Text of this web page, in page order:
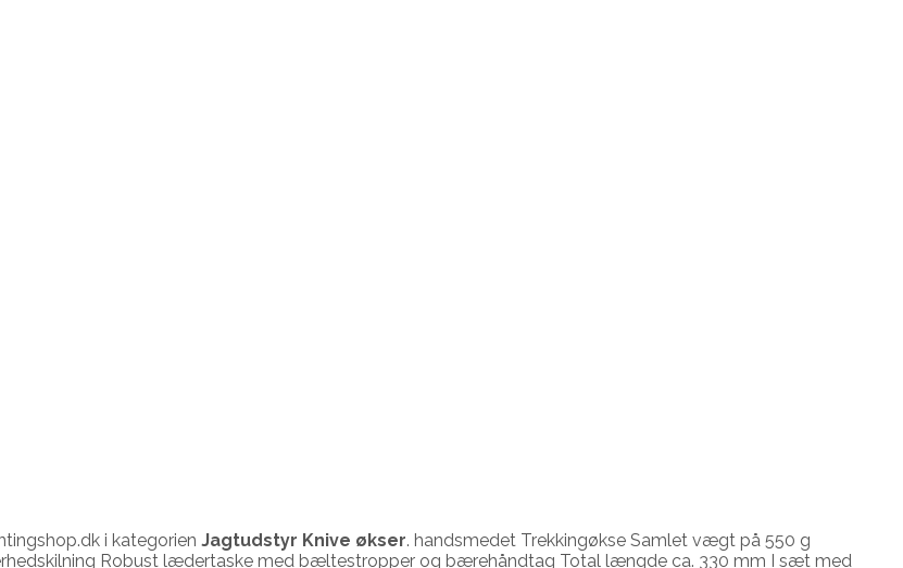
i kategorien Jagtudstyr Knive økser. handsmedet Trekkingøkse Samlet vægt på 550 g
Robust lædertaske med bæltestropper og bærehåndtag Total længde ca. 330 mm I sæt med